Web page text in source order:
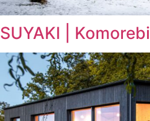
SUYAKI | Komorebi